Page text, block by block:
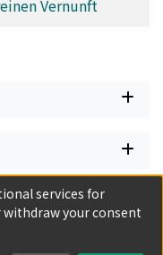
Vernunft
services for
withdraw your consent